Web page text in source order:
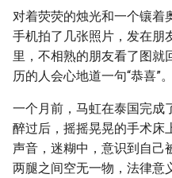
e
a
h
i
对着荧荧的烛光和一个镶着
手机拍了几张照片，发在朋
里，不相熟的朋友看了图就
历的人会心地道一句“恭喜”。
一个月前，马虹在泰国完成
醉过后，摇摇晃晃的手术床
声音，迷糊中，意识到自己
两腿之间空无一物，法律意